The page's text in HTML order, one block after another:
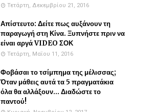
Τετάρτη, Δεκεμβρίου 21, 2016
Απίστευτο: Δείτε πως αυξάνουν τη
παραγωγή στη Κίνα. Ξυπνήστε πριν να
είναι αργά VIDEO ΣΟΚ
Τετάρτη, Μαΐου 11, 2016
Φοβάσαι το τσίμπημα της μέλισσας;
Όταν μάθεις αυτά τα 5 πραγματάκια
όλα θα αλλάξουν... Διαδώστε το
παντού!